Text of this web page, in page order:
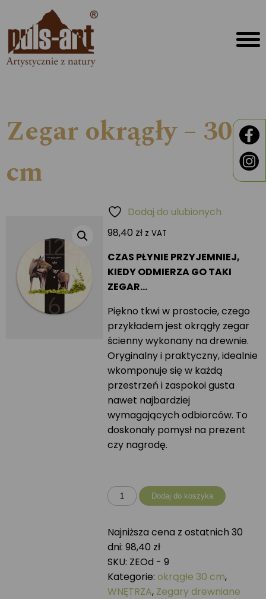
Zegar okrągły – 30
cm
98,40 zł z VAT
CZAS PŁYNIE PRZYJEMNIEJ,
KIEDY ODMIERZA GO TAKI
ZEGAR…
Piękno tkwi w prostocie, czego
przykładem jest okrągły zegar
ścienny wykonany na drewnie.
Oryginalny i praktyczny, idealnie
wkomponuje się w każdą
przestrzeń i zaspokoi gusta
nawet najbardziej
wymagających odbiorców. To
doskonały pomysł na prezent
czy nagrodę.
ilość
Zegar
-
30
cm
Dodaj do koszyka
Dodaj do ulubionych
Najniższa cena z ostatnich 30
dni:98,40 zł
SKU: ZEOd - 9
Kategorie:okrągłe 30 cm,
WNĘTRZA, Zegary drewniane